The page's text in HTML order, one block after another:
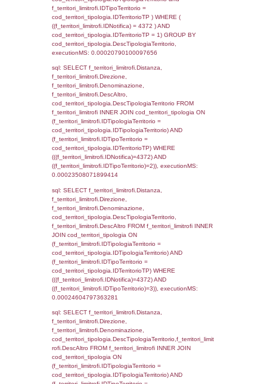
a1_stabilimento.IstProvinciaSL =
el_province_1.IstProvincia) LEFT JOIN
el_regioni_1 ON
el_regioni_1.IstRegione where
sql: SELECT a2p.Cognome, a2p.Nome
a2_ruolipersonale a2rp INNER JOIN
a2rp.IDPersonale = a2p.IDPersonale
(((a2p.IDNotifica)=4372) AND
executionMS: 0.00017905235290527
sql: SELECT a2p.Cognome, a2p.Nome
a2_ruolipersonale a2rp INNER JOIN
a2rp.IDPersonale = a2p.IDPersonale
(((a2p.IDNotifica)=4372) AND
executionMS: 0.00017404556274414
sql: SELECT cod_ipa_aoo.des_amm,
d1_controlli.UntAmmTerr,
d1_controlli.Regione, d1_controlli.Provincia,
d1_controlli.Comune, d1_controlli.Via,
d1_controlli.Email, d1_controlli.Pec FROM
INNER JOIN d1_controlli ON
d1_controlli.UntAmmTerr where
executionMS: 0.00021791458129883
sql: SELECT * FROM d2_autorizzazioni
IDNotifica=4372, executionMS: